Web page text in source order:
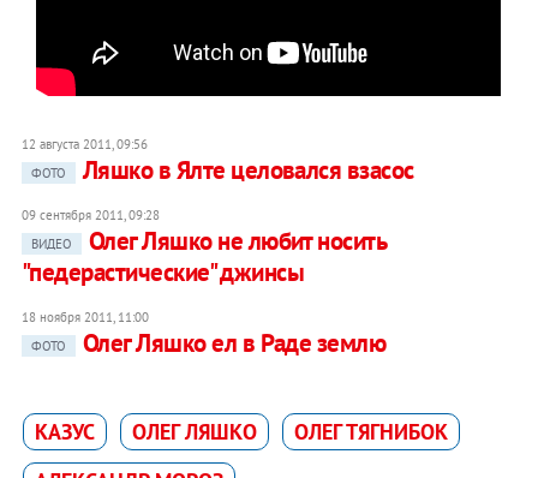
12 августа 2011, 09:56
ФОТО
Ляшко в Ялте целовался взасос
09 сентября 2011, 09:28
ВИДЕО
Олег Ляшко не любит носить
"педерастические" джинсы
18 ноября 2011, 11:00
ФОТО
Олег Ляшко ел в Раде землю
КАЗУС ОЛЕГ ЛЯШКО
ОЛЕГ ТЯГНИБОК